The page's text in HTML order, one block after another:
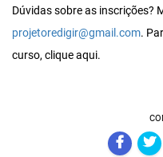
Dúvidas sobre as inscrições?
projetoredigir@gmail.com.
curso, clique aqui.